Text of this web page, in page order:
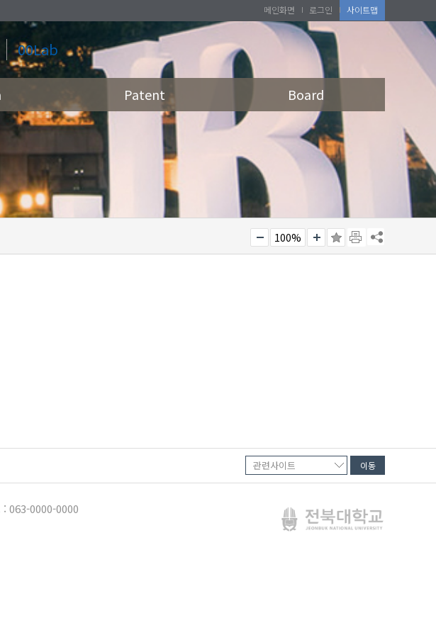
00Lab
메인화면 로그인 사이트맵
Patent Board
100%
: 063-0000-0000